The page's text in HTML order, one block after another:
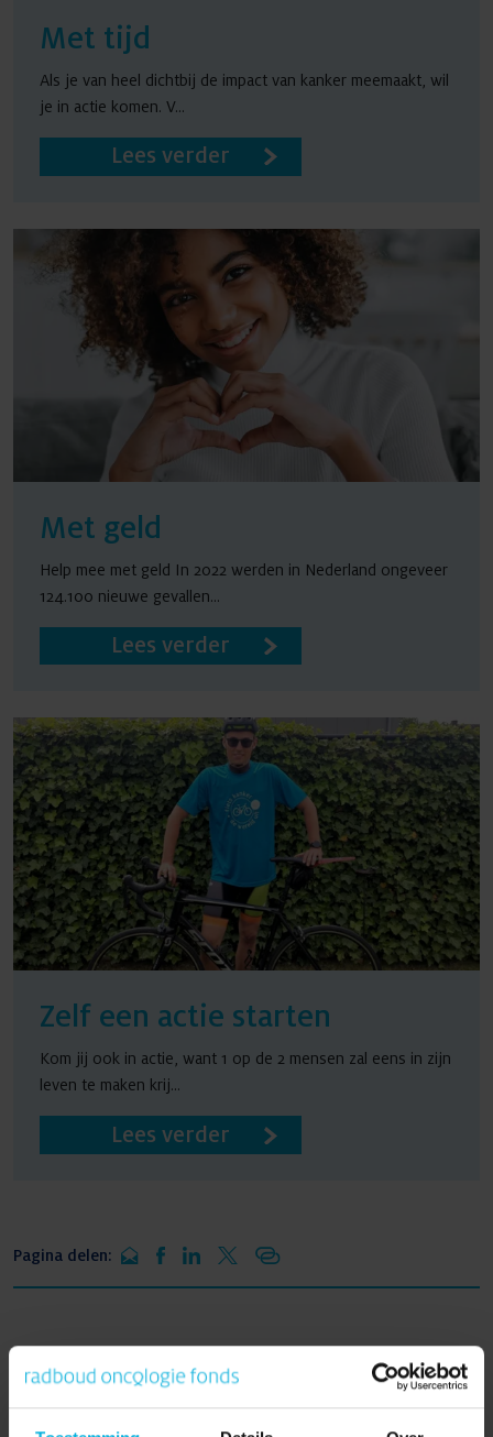
Met tijd
Als je van heel dichtbij de impact van kanker meemaakt, wil
je in actie komen. V...
Lees verder
Met geld
Help mee met geld In 2022 werden in Nederland ongeveer
124.100 nieuwe gevallen...
Lees verder
Zelf een actie starten
Kom jij ook in actie, want 1 op de 2 mensen zal eens in zijn
leven te maken krij...
Lees verder
Pagina delen:
Zelf een actie starten?